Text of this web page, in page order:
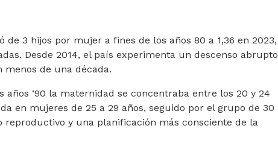
3 hijos por mujer a fines de los años 80 a 1,36 en 2023,
Desde 2014, el país experimenta un descenso abrupto
de una década.
‘90 la maternidad se concentraba entre los 20 y 24
en mujeres de 25 a 29 años, seguido por el grupo de 30
y una planificación más consciente de la